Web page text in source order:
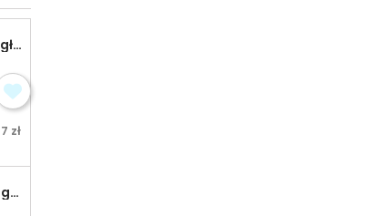
Klej CONTACTA z igłą do plastiku 25,0 g
zł
Klej modelarski z igłą 30 ml